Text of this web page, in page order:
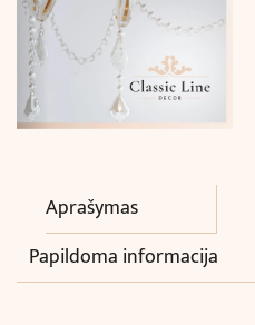
Aprašymas
Papildoma informacija